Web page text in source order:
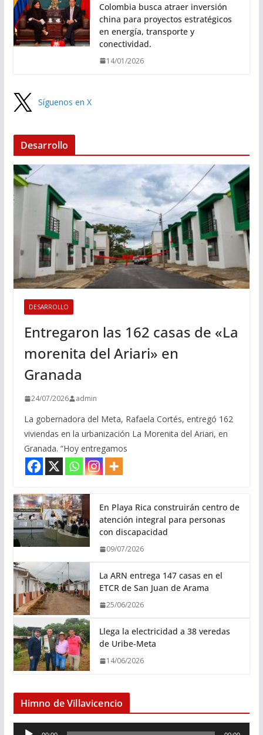
Colombia busca atraer inversión
china para proyectos estratégicos
en energía, transporte y
conectividad.
14/01/2026
Síguenos en X
Desarrollo
DESARROLLO
Entregaron las 162 casas de «La
morenita del Ariari» en
Granada
24/07/2026 admin
La gobernadora del Meta, Rafaela Cortés, entregó 162
viviendas en la urbanización La Morenita del Ariari, en
Granada. “Hoy entregamos
En Playa Rica construirán centro de
atención integral para personas
con discapacidad
09/07/2026
La ARN entrega 147 casas en el
ETCR de San Juan de Arama
25/06/2026
Llega la electricidad a 38 veredas
de Uribe-Meta
14/06/2026
Himno de Villavicencio